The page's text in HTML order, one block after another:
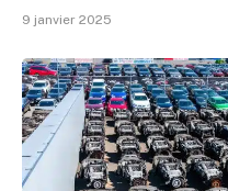
9 janvier 2025